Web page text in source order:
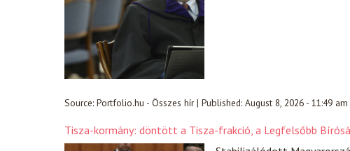
Source: Portfolio.hu - Összes hír| Published: August 8, 2026 - 11:49 am
Tisza-kormány: döntött a Tisza-frakció, a Legfelsőbb